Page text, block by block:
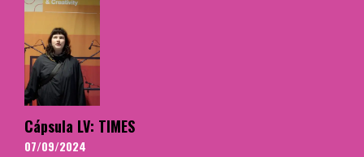
Cápsula LV: TIMES
07/09/2024